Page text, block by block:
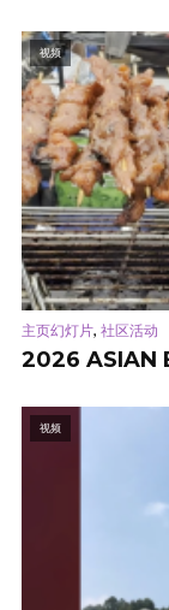
视频
主页幻灯片, 社区活动
2026 ASIAN
视频